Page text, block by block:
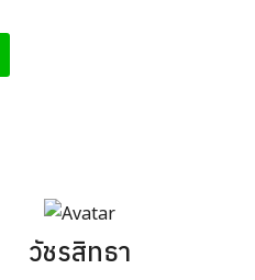
วัชรสิทธา